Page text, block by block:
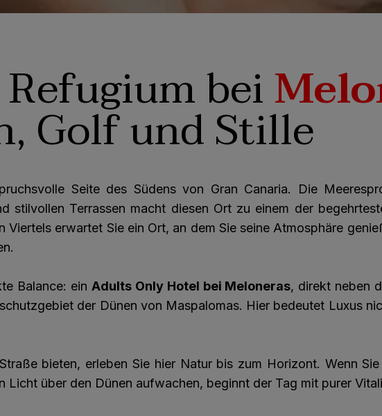
bei
Golf und Stille
Seite des Südens von Gran Canaria. Die
stilvollen Terrassen macht diesen Ort zu einem der
Viertels erwartet Sie ein Ort, an dem Sie seine Atmosphäre
Balance: ein Adults Only Hotel bei Meloneras, direkt neben
der Dünen von Maspalomas. Hier bedeutet Luxus
bieten, erleben Sie hier Natur bis zum Horizont. Wenn
Licht über den Dünen aufwachen, beginnt der Tag mit purer